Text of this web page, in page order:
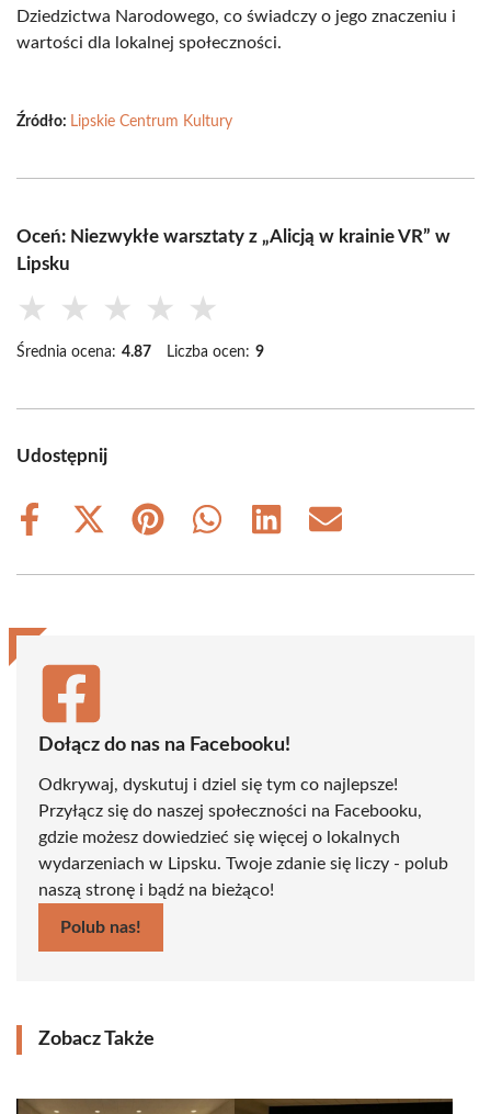
Dziedzictwa Narodowego, co świadczy o jego znaczeniu i
wartości dla lokalnej społeczności.
Źródło: Lipskie Centrum Kultury
Oceń: Niezwykłe warsztaty z „Alicją w krainie VR” w
Lipsku
★ ★ ★ ★ ★
Średnia ocena: 4.87 Liczba ocen: 9
Udostępnij
Share
Share
(Twitter)
Share
Share
Share
Share
Dołącz do nas na Facebooku!
Odkrywaj, dyskutuj i dziel się tym co najlepsze!
Przyłącz się do naszej społeczności na Facebooku,
gdzie możesz dowiedzieć się więcej o lokalnych
wydarzeniach w Lipsku. Twoje zdanie się liczy - polub
naszą stronę i bądź na bieżąco!
Polub nas!
Zobacz Także